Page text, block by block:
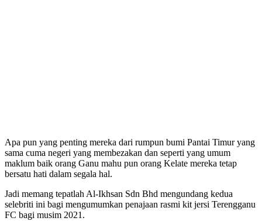
Apa pun yang penting mereka dari rumpun bumi Pantai Timur yang
sama cuma negeri yang membezakan dan seperti yang umum
maklum baik orang Ganu mahu pun orang Kelate mereka tetap
bersatu hati dalam segala hal.
Jadi memang tepatlah Al-Ikhsan Sdn Bhd mengundang kedua
selebriti ini bagi mengumumkan penajaan rasmi kit jersi Terengganu
FC bagi musim 2021.